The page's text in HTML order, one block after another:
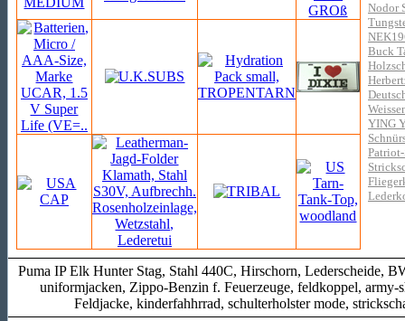
Nodor
Buck
YING
Puma IP Elk Hunter Stag, Stahl 440C, Hirschorn, Lederscheide,
uniformjacken, Zippo-Benzin f. Feuerzeuge, feldkoppel, army-
Feldjacke, kinderfahhrrad, schulterholster mode,